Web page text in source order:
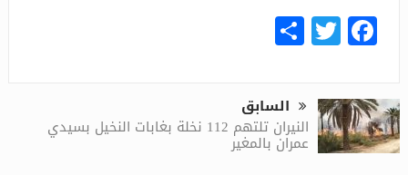
Facebook
Twitter
Share
السابق
النيران تلتهم 112 نخلة بغابات النخيل بسيدي
عمران بالمغير